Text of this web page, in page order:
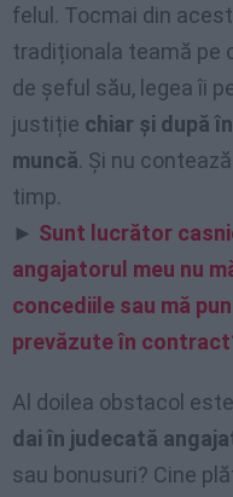
felul. Tocmai din
tradiționala teamă pe
de șeful său, legea îi
justiție chiar și după
muncă. Și nu
timp.
► Sunt lucrător
angajatorul meu nu
concediile sau mă
prevăzute în
Al doilea obstacol
dai în judecată
sau bonusuri? Cine